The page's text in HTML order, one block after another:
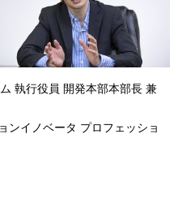
執行役員 開発本部本部長 兼
ンイノベータ プロフェッショ